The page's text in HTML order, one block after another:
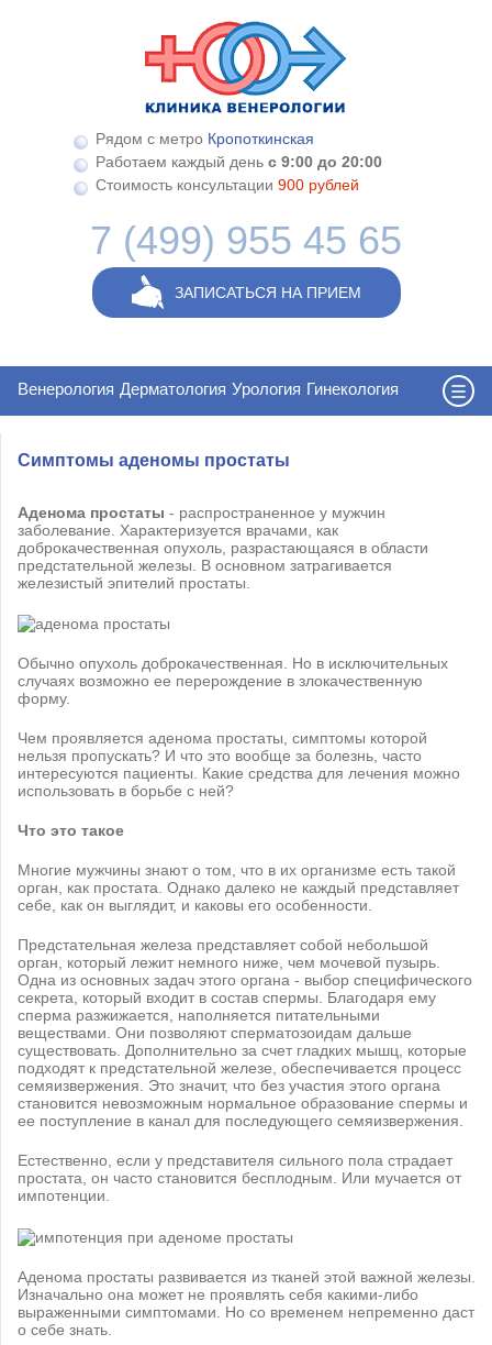
Рядом с метро Кропоткинская
Работаем каждый день с 9:00 до 20:00
Стоимость консультации 900 рублей
7 (499) 955 45 65
ЗАПИСАТЬСЯ НА ПРИЕМ
Венерология Дерматология Урология Гинекология
Симптомы аденомы простаты
Аденома простаты - распространенное у мужчин
заболевание. Характеризуется врачами, как
доброкачественная опухоль, разрастающаяся в области
предстательной железы. В основном затрагивается
железистый эпителий простаты.
Обычно опухоль доброкачественная. Но в исключительных
случаях возможно ее перерождение в злокачественную
форму.
Чем проявляется аденома простаты, симптомы которой
нельзя пропускать? И что это вообще за болезнь, часто
интересуются пациенты. Какие средства для лечения можно
использовать в борьбе с ней?
Что это такое
Многие мужчины знают о том, что в их организме есть такой
орган, как простата. Однако далеко не каждый представляет
себе, как он выглядит, и каковы его особенности.
Предстательная железа представляет собой небольшой
орган, который лежит немного ниже, чем мочевой пузырь.
Одна из основных задач этого органа - выбор специфического
секрета, который входит в состав спермы. Благодаря ему
сперма разжижается, наполняется питательными
веществами. Они позволяют сперматозоидам дальше
существовать. Дополнительно за счет гладких мышц, которые
подходят к предстательной железе, обеспечивается процесс
семяизвержения. Это значит, что без участия этого органа
становится невозможным нормальное образование спермы и
ее поступление в канал для последующего семяизвержения.
Естественно, если у представителя сильного пола страдает
простата, он часто становится бесплодным. Или мучается от
импотенции.
Аденома простаты развивается из тканей этой важной железы.
Изначально она может не проявлять себя какими-либо
выраженными симптомами. Но со временем непременно даст
о себе знать.